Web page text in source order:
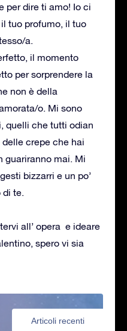
per dire ti amo! Io ci
tuo profumo, il tuo
a.
il momento
per sorprendere la
non è della
o. Mi sono
quelli che tutti odian
crepe che hai
guariranno mai. Mi
bizzarri e un po’
di te.
all’ opera e ideare
spero vi sia
Articoli recenti